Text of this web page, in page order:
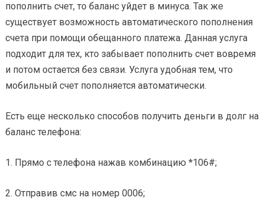
пополнить счет, то баланс уйдет в минуса. Так же
существует возможность автоматического пополнения
счета при помощи обещанного платежа. Данная услуга
подходит для тех, кто забывает пополнить счет вовремя
и потом остается без связи. Услуга удобная тем, что
мобильный счет пополняется автоматически.
Есть еще несколько способов получить деньги в долг на
баланс телефона:
1. Прямо с телефона нажав комбинацию *106#;
2. Отправив смс на номер 0006;